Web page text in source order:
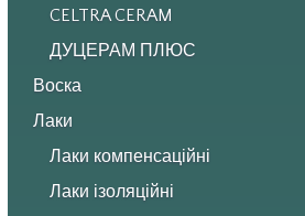
CELTRA CERAM
ДУЦЕРАМ ПЛЮС
Воска
Лаки
Лаки компенсаційні
Лаки ізоляційні